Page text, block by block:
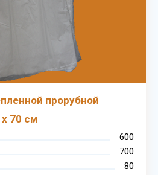
прорубной
70 см
600
700
80